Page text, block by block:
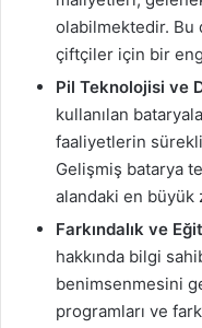
olabilmektedir. Bu
çiftçiler için bir
Pil Teknolojisi ve
kullanılan
faaliyetlerin
Gelişmiş batarya
alandaki en
Farkındalık ve
hakkında bilgi
benimsenmesini
programları ve